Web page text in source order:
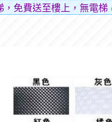
至樓上，無電梯﹙指︰